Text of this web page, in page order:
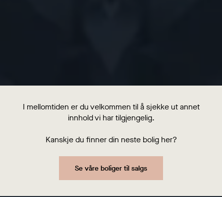
I mellomtiden er du velkommen til å sjekke ut annet
innhold vi har tilgjengelig.
Kanskje du finner din neste bolig her?
Se våre boliger til salgs